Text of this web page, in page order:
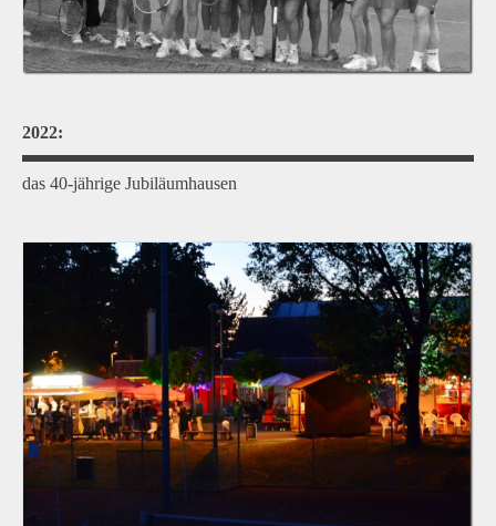
2022:
das 40-jährige Jubiläumhausen